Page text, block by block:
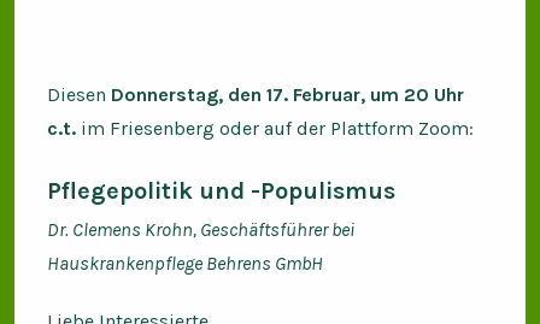
Diesen Donnerstag, den 17. Februar, um 20 Uhr
c.t.im Friesenberg oder auf der Plattform Zoom:
Pflegepolitik und -Populismus
Dr. Clemens Krohn, Geschäftsführer bei
Hauskrankenpflege Behrens GmbH